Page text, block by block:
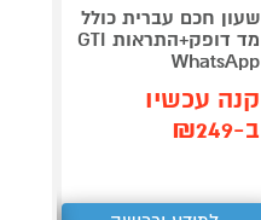
שעון חכם עברית כולל
מד דופק+התראות GTI
WhatsApp
קנה עכשיו
ב-₪249